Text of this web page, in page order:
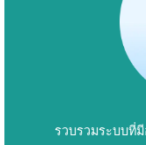
รวบรวมระบบที่